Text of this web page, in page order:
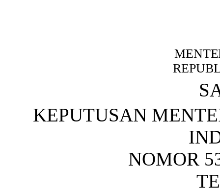
KEPUTUSAN
NOMOR